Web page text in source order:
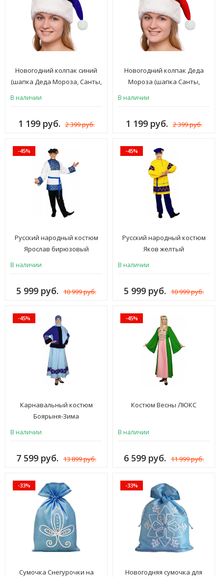
Новогодний колпак синий
(шапка Деда Мороза, Санты,
женщин, флис, иск. мех,
В наличии
1 199 руб. 2 399 руб.
Новогодний колпак Деда
Мороза (шапка Санты,
женщин, красный, флис, иск.
В наличии
1 199 руб. 2 399 руб.
-45%
Русский народный костюм
Ярослав бирюзовый
В наличии
5 999 руб. 10 999 руб.
-45%
Русский народный костюм
Яков желтый
В наличии
5 999 руб. 10 999 руб.
-45%
Карнавальный костюм
Боярыня-Зима
В наличии
7 599 руб. 13 899 руб.
-45%
Костюм Весны ЛЮКС
В наличии
6 599 руб. 11 999 руб.
-33%
Сумочка Снегурочки на
-33%
Новогодняя сумочка для